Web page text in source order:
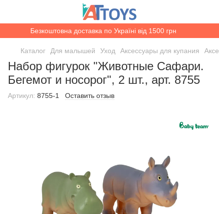
Безкоштовна доставка по Україні від 1500 грн
Каталог Для малышей Уход Аксессуары для купания
Набор фигурок "Животные Сафари.
Бегемот и носорог", 2 шт., арт. 8755
Артикул: 8755-1 Оставить отзыв